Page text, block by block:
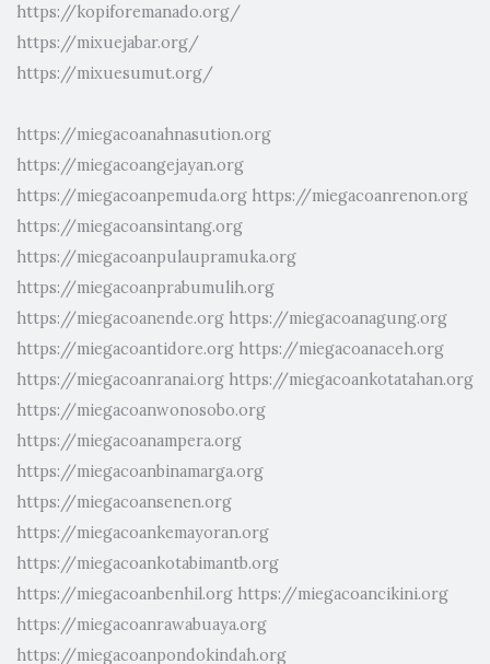
https://kopiforemanado.org/
https://mixuejabar.org/
https://mixuesumut.org/
https://miegacoanahnasution.org
https://miegacoangejayan.org
https://miegacoanpemuda.org https://miegacoanrenon.org
https://miegacoansintang.org
https://miegacoanpulaupramuka.org
https://miegacoanprabumulih.org
https://miegacoanende.org https://miegacoanagung.org
https://miegacoantidore.org https://miegacoanaceh.org
https://miegacoanranai.org https://miegacoankotatahan.org
https://miegacoanwonosobo.org
https://miegacoanampera.org
https://miegacoanbinamarga.org
https://miegacoansenen.org
https://miegacoankemayoran.org
https://miegacoankotabimantb.org
https://miegacoanbenhil.org https://miegacoancikini.org
https://miegacoanrawabuaya.org
https://miegacoanpondokindah.org